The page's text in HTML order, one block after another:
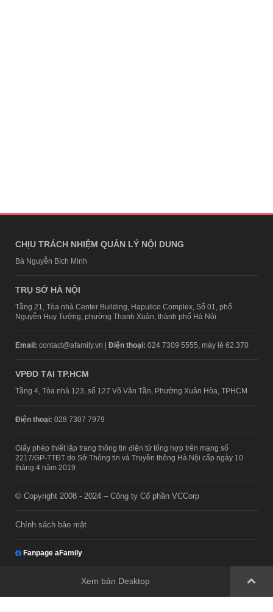
CHỊU TRÁCH NHIỆM QUẢN LÝ NỘI DUNG
Bà Nguyễn Bích Minh
TRỤ SỞ HÀ NỘI
Tầng 21, Tòa nhà Center Building, Hapulico Complex, Số 01, phố
Nguyễn Huy Tưởng, phường Thanh Xuân, thành phố Hà Nội
Email: contact@afamily.vn | Điện thoại: 024 7309 5555, máy lẻ 62.370
VPĐD TẠI TP.HCM
Tầng 4, Tòa nhà 123, số 127 Võ Văn Tần, Phường Xuân Hòa, TPHCM
Điện thoại: 028 7307 7979
Giấy phép thiết lập trang thông tin điện tử tổng hợp trên mạng số
2217/GP-TTĐT do Sở Thông tin và Truyền thông Hà Nội cấp ngày 10
tháng 4 năm 2019
© Copyright 2008 - 2024 – Công ty Cổ phần VCCorp
Chính sách bảo mật
Fanpage aFamily
Xem bản Desktop